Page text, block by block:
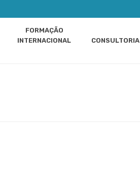
FORMAÇÃO
INTERNACIONAL
CONSULTORIA